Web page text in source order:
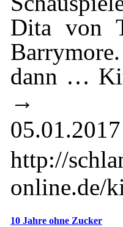
Dita von
dann …
→
http://
online.de/
10 Jahre ohne Zucker